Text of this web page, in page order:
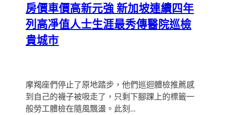
房價車價高新元強 新加坡連續四年
列高凈值人士生涯最秀傳醫院巡檢
貴城市
摩羯座們停止了原地踏步，他們巡迴體檢推薦感
到自己的襪子被吸走了，只剩下腳踝上的標籤一
般勞工體檢在隨風飄盪。此刻…